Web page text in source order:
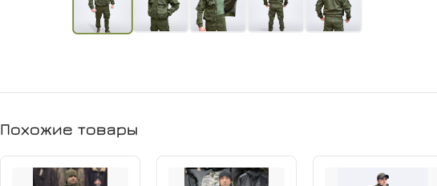
Похожие товары